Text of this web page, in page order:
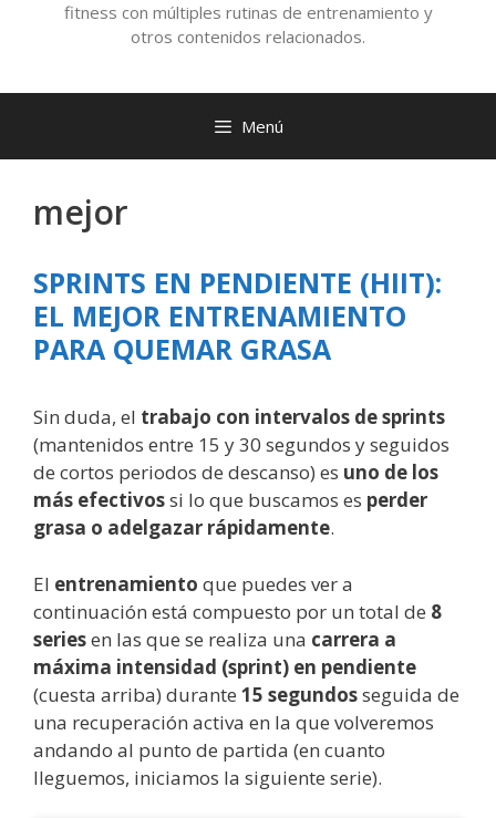
fitness con múltiples rutinas de entrenamiento y
otros contenidos relacionados.
Menú
mejor
SPRINTS EN PENDIENTE (HIIT):
EL MEJOR ENTRENAMIENTO
PARA QUEMAR GRASA
Sin duda, el trabajo con intervalos de sprints
(mantenidos entre 15 y 30 segundos y seguidos
de cortos periodos de descanso) es uno de los
más efectivossi lo que buscamos es perder
grasa o adelgazar rápidamente.
El entrenamiento que puedes ver a
continuación está compuesto por un total de 8
seriesen las que se realiza una carrera a
máxima intensidad (sprint) en pendiente
(cuesta arriba) durante 15 segundosseguida de
una recuperación activa en la que volveremos
andando al punto de partida (en cuanto
lleguemos, iniciamos la siguiente serie).